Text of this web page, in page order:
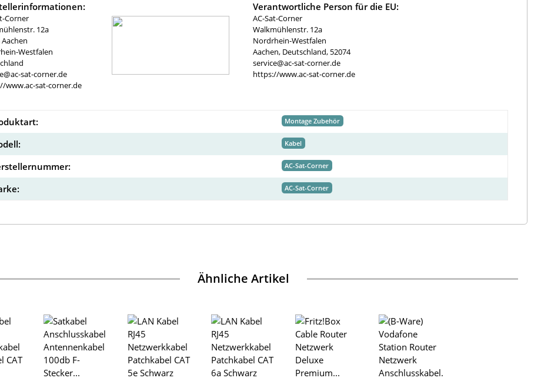
Corner
12a
Aachen
Westfalen
sat-corner.de
www.ac-sat-corner.de
Verantwortliche Person für die EU:
AC-Sat-Corner
Walkmühlenstr. 12a
Nordrhein-Westfalen
Aachen, Deutschland, 52074
service@ac-sat-corner.de
https://www.ac-sat-corner.de
Montage Zubehör
Kabel
AC-Sat-Corner
AC-Sat-Corner
Ähnliche Artikel